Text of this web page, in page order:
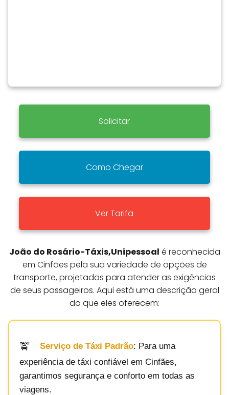
Solicitar
Como Chegar
Ver Tarifa
João do Rosário-Táxis,Unipessoal é reconhecida
em Cinfães pela sua variedade de opções de
transporte, projetadas para atender as exigências
de seus passageiros. Aqui está uma descrição geral
do que eles oferecem:
Serviço de Táxi Padrão: Para uma
experiência de táxi confiável em Cinfães,
garantimos segurança e conforto em todas as
viagens.